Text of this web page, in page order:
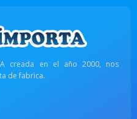
creada en el año 2000, nos
de fabrica.